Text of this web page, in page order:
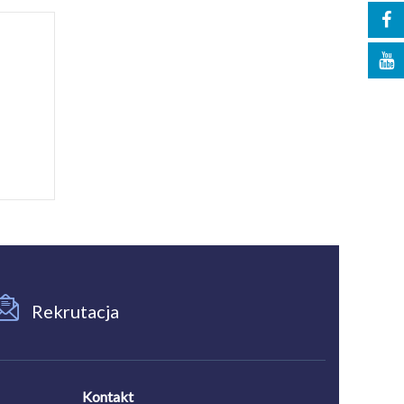
Rekrutacja
Kontakt